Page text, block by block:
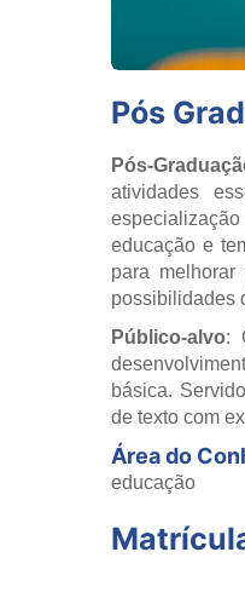
Pós
Pós-
atividades
educação e
para
possibilidades
Público-alvo:
básica.
de texto com
Área do
educação